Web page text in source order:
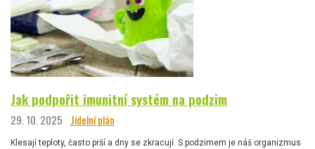
Jak podpořit imunitní systém na podzim
29. 10. 2025 Jídelní plán
Klesají teploty, často prší a dny se zkracují. S podzimem je náš organizmus